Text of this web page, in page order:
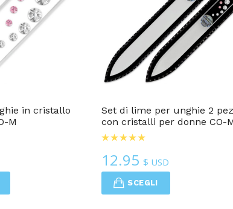
in cristallo
M
Per Unghie
Set di lime per unghie 2
con cristalli per donne CO-
12.95$ USD
SCEGLI